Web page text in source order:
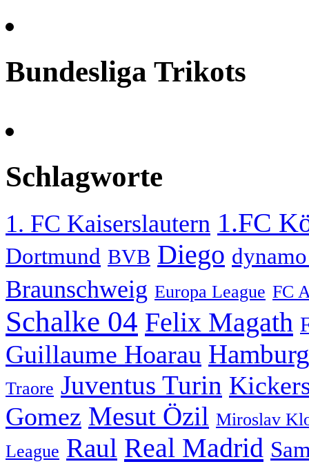
Bundesliga Trikots
Schlagworte
1. FC Kaiserslautern 1.FC
Dortmund BVB Diego
Braunschweig Europa League FC
Schalke 04 Felix Magath
Guillaume Hoarau
Traore Juventus Turin
Gomez Mesut Özil Miroslav
League Raul Real Madrid